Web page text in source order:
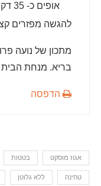
אופים כ- 35 דקות בחום 180 מעלות
להגשה מפזרים
מתכון של נועה
בריא. מנחת
הדפסה
אגוז מוסקט בטטות
טחינה ללא גלוטן